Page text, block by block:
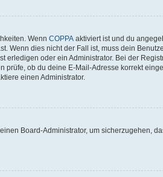
Wenn COPPA aktiviert ist und du
Wenn dies nicht der Fall ist, muss dein
erledigen oder ein Administrator. Bei der
prüfe, ob du deine E-Mail-Adresse korrekt
einen Administrator.
Board-Administrator, um sicherzugehen,